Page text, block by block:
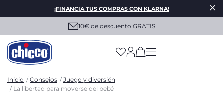
¡FINANCIA TUS COMPRAS CON KLARNA!
10€ de descuento GRATIS
(has more options
Inicio Consejos
Juego y diversión
La libertad para moverse del bebé